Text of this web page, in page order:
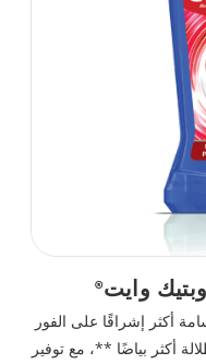
وايت®
أكثر إشراقًا على الفور
أكثر بياضًا **، مع توفير